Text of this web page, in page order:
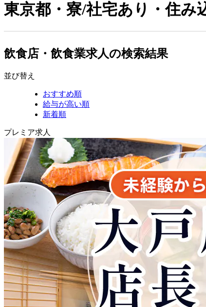
東京都・寮/社宅あり・住み
飲食店・飲食業求人の検索結果
並び替え
おすすめ順
給与が高い順
新着順
プレミア求人